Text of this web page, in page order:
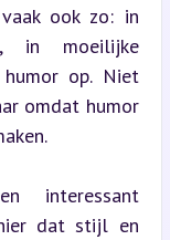
ook zo: in
in moeilijke
op. Niet
omdat humor
interessant
dat stijl en